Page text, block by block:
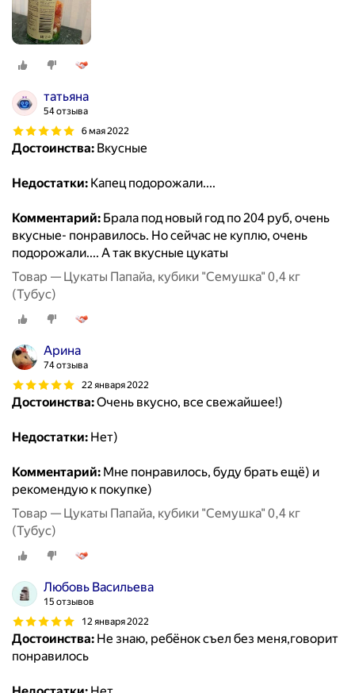
татьяна
54 отзыва
6 мая 2022
Достоинства: Вкусные
Недостатки: Капец подорожали....
Комментарий: Брала под новый год по 204 руб, очень
вкусные- понравилось. Но сейчас не куплю, очень
подорожали.... А так вкусные цукаты
Товар — Цукаты Папайа, кубики "Семушка" 0,4 кг
(Тубус)
Арина
74 отзыва
22 января 2022
Достоинства:Очень вкусно, все свежайшее!)
Недостатки: Нет)
Комментарий: Мне понравилось, буду брать ещё) и
рекомендую к покупке)
Товар — Цукаты Папайа, кубики "Семушка" 0,4 кг
(Тубус)
Любовь Васильева
15 отзывов
12 января 2022
Достоинства: Не знаю, ребёнок съел без меня,говорит
понравилось